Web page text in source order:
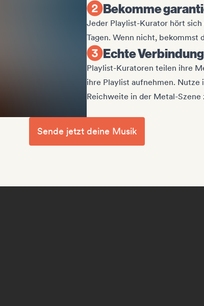
Bekomme
Jeder Playlist-Kurator hört
Tagen. Wenn nicht, bekommst
Echte
Playlist-Kuratoren teilen ihre
ihre Playlist aufnehmen. Nutze
Reichweite in der Metal-Szene
Sende jetzt deine Musik